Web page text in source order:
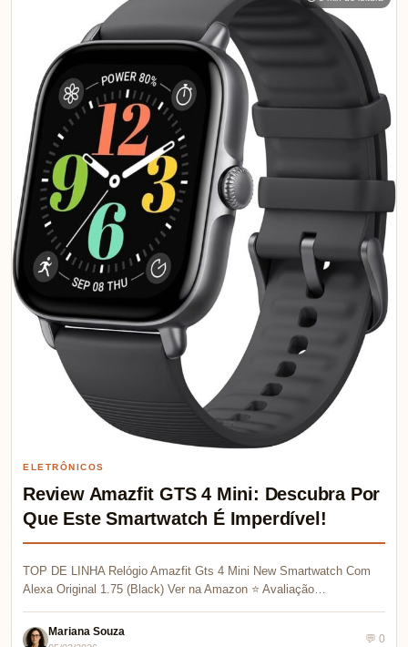
ELETRÔNICOS
Review Amazfit GTS 4 Mini: Descubra Por
Que Este Smartwatch É Imperdível!
TOP DE LINHA Relógio Amazfit Gts 4 Mini New Smartwatch Com
Alexa Original 1.75 (Black) Ver na Amazon ⭐ Avaliação…
Mariana Souza
💬 0